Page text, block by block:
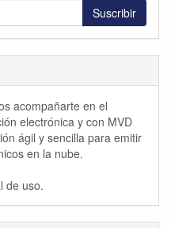
Suscribir
acompañarte en el
electrónica y con MVD
ágil y sencilla para emitir
en la nube.
de uso.